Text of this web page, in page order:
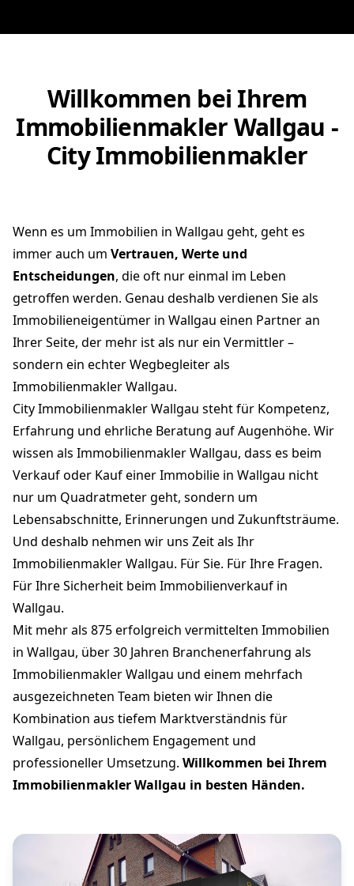
Wallgau verkaufen
Unverbindlichen Termin mit
Immobilienmakler Wallgau
vereinbaren
Willkommen bei Ihrem
Immobilienmakler Wallgau -
City Immobilienmakler
Wenn es um Immobilien in Wallgau geht, geht es
immer auch umVertrauen, Werte und
Entscheidungen, die oft nur einmal im Leben
getroffen werden. Genau deshalb verdienen Sie als
Immobilieneigentümer in Wallgau einen Partner an
Ihrer Seite, der mehr ist als nur ein Vermittler –
sondern ein echter Wegbegleiter als
Immobilienmakler Wallgau.
City Immobilienmakler Wallgau steht für Kompetenz,
Erfahrung und ehrliche Beratung auf Augenhöhe. Wir
wissen als Immobilienmakler Wallgau, dass es beim
Verkauf oder Kauf einer Immobilie in Wallgau nicht
nur um Quadratmeter geht, sondern um
Lebensabschnitte, Erinnerungen und Zukunftsträume.
Und deshalb nehmen wir uns Zeit als Ihr
Immobilienmakler Wallgau. Für Sie. Für Ihre Fragen.
Mit mehr als 875 erfolgreich vermittelten Immobilien
in Wallgau, über 30 Jahren Branchenerfahrung als